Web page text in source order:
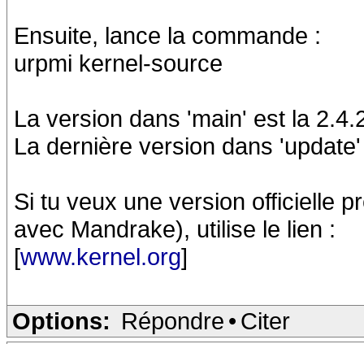
Ensuite, lance la commande :
urpmi kernel-source
La version dans 'main' est la
La dernière version dans
Si tu veux une version officielle
avec Mandrake), utilise le lien :
[www.kernel.org]
Options: Répondre • Citer